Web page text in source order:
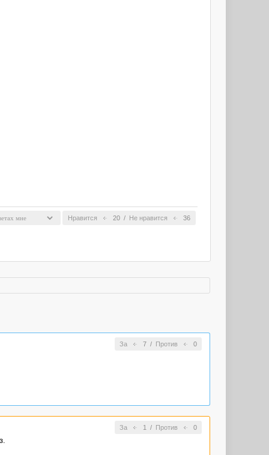
Нравится 20 / Не нравится 36
За 7/ Против 0
За 1 / Против 0